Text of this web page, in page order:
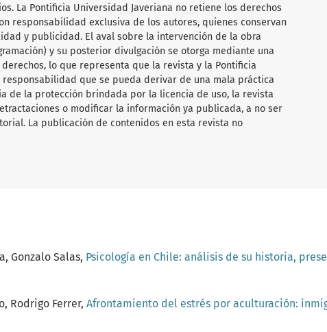
La Pontificia Universidad Javeriana no retiene los derechos
responsabilidad exclusiva de los autores, quienes conservan
y publicidad. El aval sobre la intervención de la obra
y su posterior divulgación se otorga mediante una
lo que representa que la revista y la Pontificia
que se pueda derivar de una mala práctica
de la protección brindada por la licencia de uso, la revista
o modificar la información ya publicada, a no ser
La publicación de contenidos en esta revista no
Gonzalo Salas, Psicología en Chile: análisis de su historia,
Rodrigo Ferrer, Afrontamiento del estrés por aculturación: